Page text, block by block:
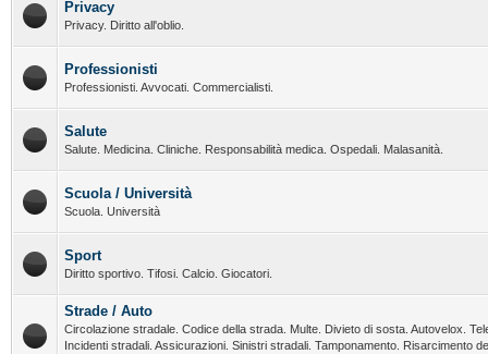
Privacy
Privacy. Diritto all'oblio.
Professionisti
Professionisti. Avvocati. Commercialisti.
Salute
Salute. Medicina. Cliniche. Responsabilità medica. Ospedali. Malasanità.
Scuola / Università
Scuola. Università
Sport
Diritto sportivo. Tifosi. Calcio. Giocatori.
Strade / Auto
Circolazione stradale. Codice della strada. Multe. Divieto di sosta. Autovelox.
Incidenti stradali. Assicurazioni. Sinistri stradali. Tamponamento. Risarcimento